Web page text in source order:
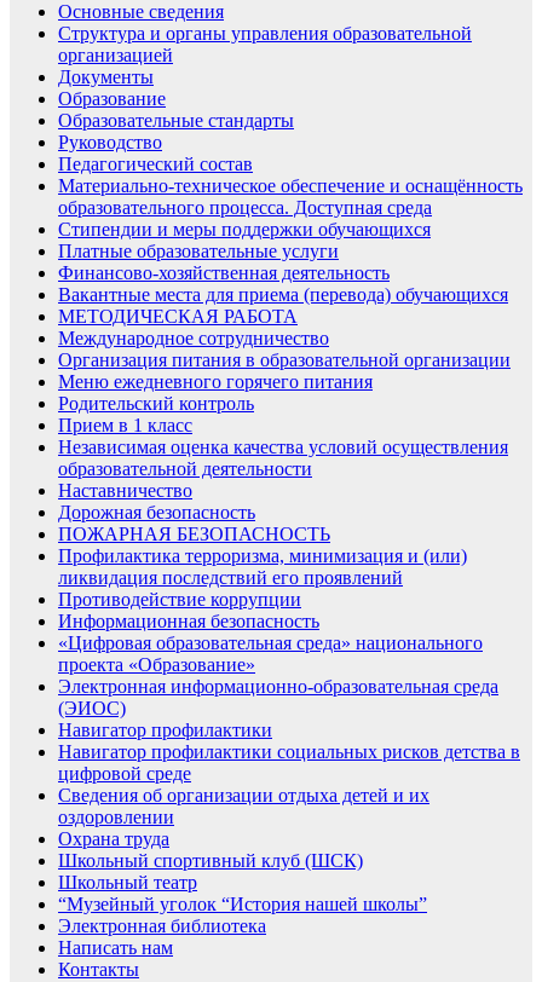
Основные сведения
Структура и органы управления образовательной
организацией
Документы
Образование
Образовательные стандарты
Руководство
Педагогический состав
Материально-техническое обеспечение и оснащённость
образовательного процесса. Доступная среда
Стипендии и меры поддержки обучающихся
Платные образовательные услуги
Финансово-хозяйственная деятельность
Вакантные места для приема (перевода) обучающихся
МЕТОДИЧЕСКАЯ РАБОТА
Международное сотрудничество
Организация питания в образовательной организации
Меню ежедневного горячего питания
Родительский контроль
Прием в 1 класс
Независимая оценка качества условий осуществления
образовательной деятельности
Наставничество
Дорожная безопасность
ПОЖАРНАЯ БЕЗОПАСНОСТЬ
Профилактика терроризма, минимизация и (или)
ликвидация последствий его проявлений
Противодействие коррупции
Информационная безопасность
«Цифровая образовательная среда» национального
проекта «Образование»
Электронная информационно-образовательная среда
(ЭИОС)
Навигатор профилактики
Навигатор профилактики социальных рисков детства в
цифровой среде
Сведения об организации отдыха детей и их
оздоровлении
Охрана труда
Школьный спортивный клуб (ШСК)
Школьный театр
“Музейный уголок “История нашей школы”
Электронная библиотека
Написать нам
Контакты